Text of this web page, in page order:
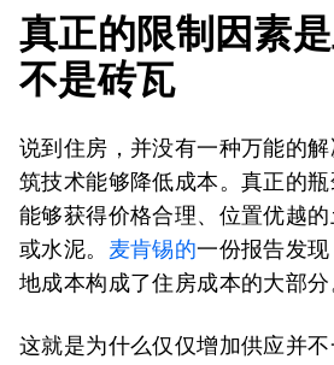
真正的限制因素
不是砖瓦
说到住房，并没有一种万能的
筑技术能够降低成本。真正的
能够获得价格合理、位置优越
或水泥。 麦肯锡的一份报告发
地成本构成了住房成本的大部分
这就是为什么仅仅增加供应并不